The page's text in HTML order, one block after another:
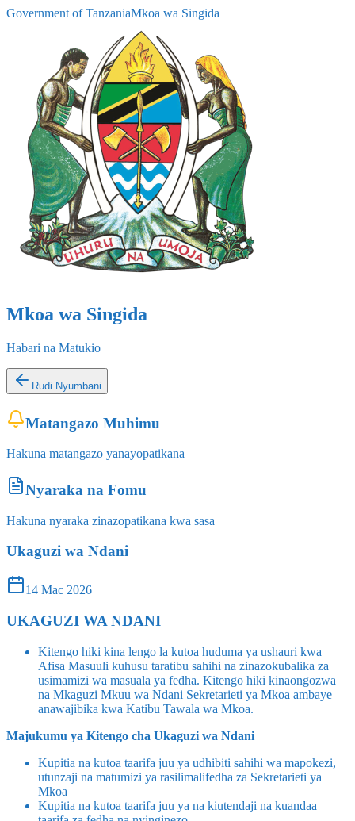
Government of TanzaniaMkoa wa Singida
Mkoa wa Singida
Habari na Matukio
Rudi Nyumbani
Matangazo Muhimu
Hakuna matangazo yanayopatikana
Nyaraka na Fomu
Hakuna nyaraka zinazopatikana kwa sasa
Ukaguzi wa Ndani
14 Mac 2026
UKAGUZI WA NDANI
Kitengo hiki kina lengo la kutoa huduma ya ushauri kwa
Afisa Masuuli kuhusu taratibu sahihi na zinazokubalika za
usimamizi wa masuala ya fedha. Kitengo hiki kinaongozwa
na Mkaguzi Mkuu wa Ndani Sekretarieti ya Mkoa ambaye
anawajibika kwa Katibu Tawala wa Mkoa.
Majukumu ya Kitengo cha Ukaguzi wa Ndani
Kupitia na kutoa taarifa juu ya udhibiti sahihi wa mapokezi,
utunzaji na matumizi ya rasilimalifedha za Sekretarieti ya
Mkoa
Kupitia na kutoa taarifa juu ya na kiutendaji na kuandaa